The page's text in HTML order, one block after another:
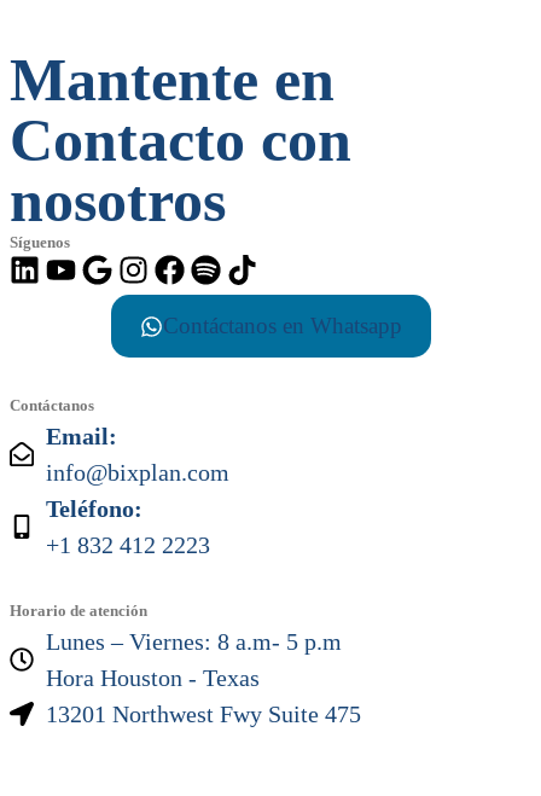
Mantente en
Contacto con
nosotros
Síguenos
Contáctanos en Whatsapp
Contáctanos
Email:
info@bixplan.com
Teléfono:
+1 832 412 2223
Horario de atención
Lunes – Viernes: 8 a.m- 5 p.m
Hora Houston - Texas
13201 Northwest Fwy Suite 475